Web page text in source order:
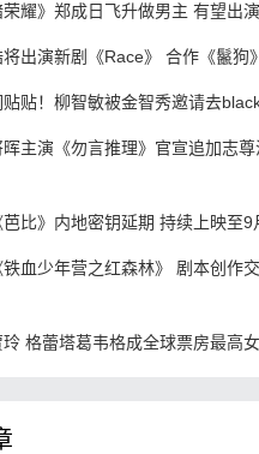
荣耀》郑成日飞升做男主 有望出
出演新剧《Race》 合作《鬣狗
贴！柳智敏被金智秀邀请去
主演《勿言推理》官宣追加志
芭比》内地密钥延期 持续上映至9
铁血少年营之红森林》 剧本创作
格蕾塔葛韦格成全球票房最高